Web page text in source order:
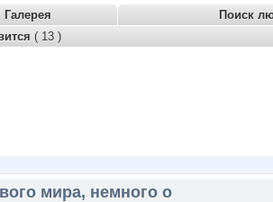
Галерея
Поиск
( 13 )
мира, немного о